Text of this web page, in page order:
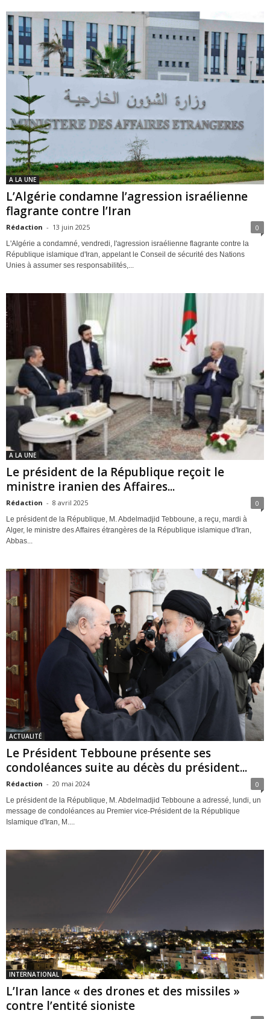
A LA UNE
L’Algérie condamne l’agression israélienne
flagrante contre l’Iran
Rédaction - 13 juin 2025 0
L'Algérie a condamné, vendredi, l'agression israélienne flagrante contre la
République islamique d'Iran, appelant le Conseil de sécurité des Nations
Unies à assumer ses responsabilités,...
A LA UNE
Le président de la République reçoit le
ministre iranien des Affaires...
Rédaction - 8 avril 2025 0
Le président de la République, M. Abdelmadjid Tebboune, a reçu, mardi à
Alger, le ministre des Affaires étrangères de la République islamique d'Iran,
Abbas...
ACTUALITÉ
Le Président Tebboune présente ses
condoléances suite au décès du président...
Rédaction - 20 mai 2024 0
Le président de la République, M. Abdelmadjid Tebboune a adressé, lundi, un
message de condoléances au Premier vice-Président de la République
Islamique d'Iran, M....
INTERNATIONAL
L’Iran lance « des drones et des missiles »
contre l’entité sioniste